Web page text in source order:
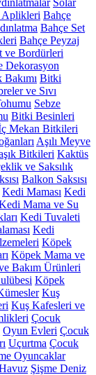
Solar
Aplikleri Bahçe
Bahçe Set
Bahçe Peyzaj
ve Bordürleri
Dekorasyon
Bitki
ve Sıvı
Sebze
Bitki Besinleri
Mekan Bitkileri
Aşılı Meyve
Bitkileri Kaktüs
ve Saksılık
Balkon Saksısı
Kedi Maması Kedi
Mama ve Su
Kedi Tuvaleti
Kedi
Köpek
Köpek Mama ve
Bakım Ürünleri
Köpek
Kuş
Kuş Kafesleri ve
Çocuk
Oyun Evleri Çocuk
Uçurtma Çocuk
Oyuncaklar
Şişme Deniz